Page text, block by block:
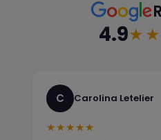
4.9
C Carolina Letelier
★★★★★